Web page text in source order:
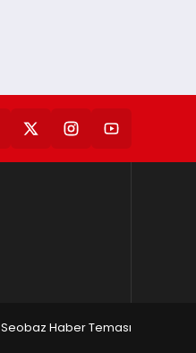
Seobaz Haber Teması